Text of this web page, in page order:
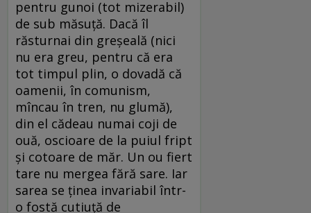
pentru gunoi (tot mizerabil)
de sub măsuță. Dacă îl
răsturnai din greșeală (nici
nu era greu, pentru că era
tot timpul plin, o dovadă că
oamenii, în comunism,
mîncau în tren, nu glumă),
din el cădeau numai coji de
ouă, oscioare de la puiul fript
și cotoare de măr. Un ou fiert
tare nu mergea fără sare. Iar
sarea se ținea invariabil într-
o fostă cutiuță de